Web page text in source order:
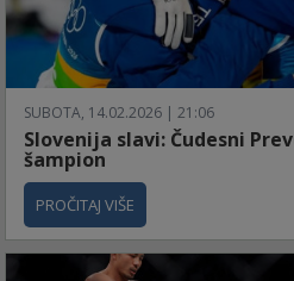
SUBOTA, 14.02.2026 | 21:06
Slovenija slavi: Čudesni
šampion
PROČITAJ VIŠE